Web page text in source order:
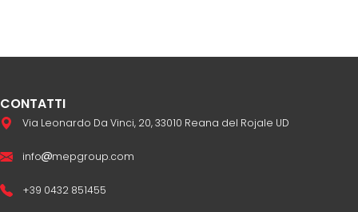
CONTATTI
Via Leonardo Da Vinci, 20, 33010 Reana del Rojale UD
info mepgroup.com
+39 0432 851455